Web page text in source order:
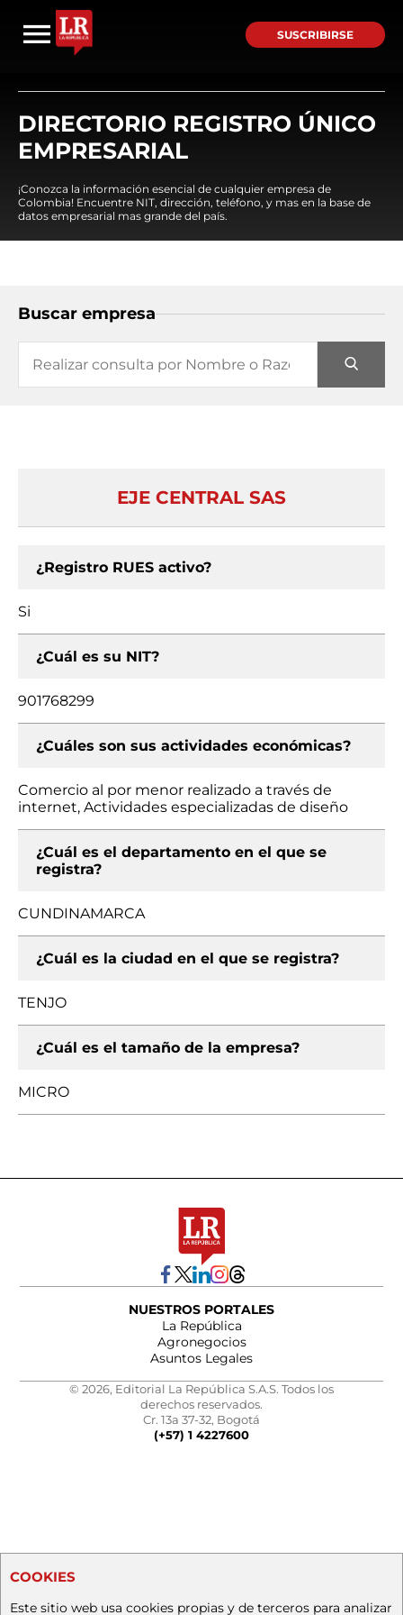
SUSCRIBIRSE
DIRECTORIO REGISTRO ÚNICO
EMPRESARIAL
¡Conozca la información esencial de cualquier empresa de
Colombia! Encuentre NIT, dirección, teléfono, y mas en la base de
datos empresarial mas grande del país.
Buscar empresa
EJE CENTRAL SAS
¿Registro RUES activo?
Si
¿Cuál es su NIT?
901768299
¿Cuáles son sus actividades económicas?
Comercio al por menor realizado a través de
internet, Actividades especializadas de diseño
¿Cuál es el departamento en el que se
registra?
CUNDINAMARCA
¿Cuál es la ciudad en el que se registra?
TENJO
¿Cuál es el tamaño de la empresa?
MICRO
NUESTROS PORTALES
La República
Agronegocios
Asuntos Legales
© 2026, Editorial La República S.A.S. Todos los
derechos reservados.
Cr. 13a 37-32, Bogotá
(+57) 1 4227600
COOKIES
Este sitio web usa cookies propias y de terceros para analizar